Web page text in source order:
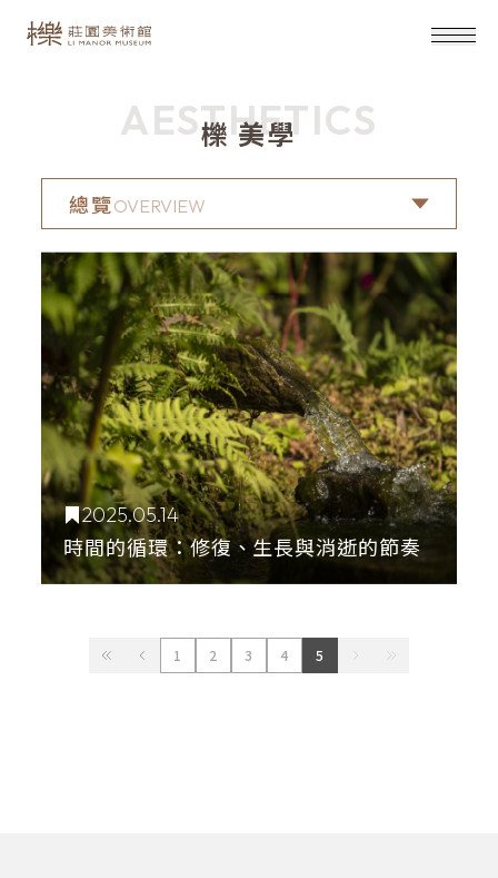
AESTHETICS
櫟 美學
總覽OVERVIEW
2025.05.14
時間的循環：修復、生長與消逝的節奏
1 2 3 4 5